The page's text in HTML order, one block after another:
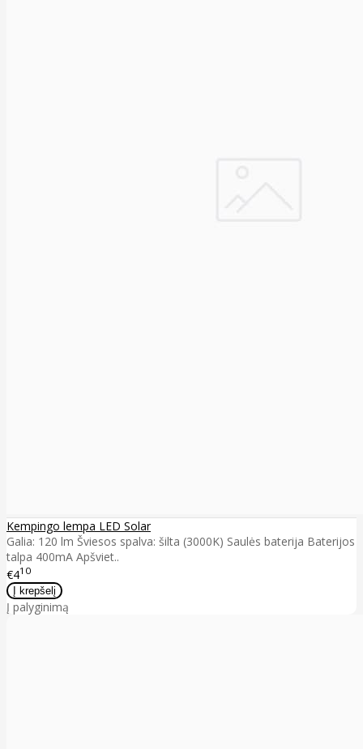
Kempingo lempa LED Solar
Galia: 120 lm Šviesos spalva: šilta (3000K) Saulės baterija Baterijos
talpa 400mA Apšviet..
€410
Į palyginimą